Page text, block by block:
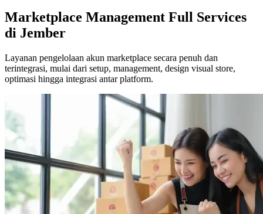
Marketplace Management Full Services
di Jember
Layanan pengelolaan akun marketplace secara penuh dan
terintegrasi, mulai dari setup, management, design visual store,
optimasi hingga integrasi antar platform.